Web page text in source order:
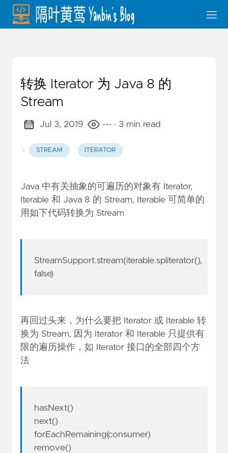
转换 Iterator 为 Java 8 的
Stream
Jul 3, 2019 --- · 3 min read
· STREAM ITERATOR
Java 中有关抽象的可遍历的对象有 Iterator,
Iterable 和 Java 8 的 Stream, Iterable 可简单的
用如下代码转换为 Stream
StreamSupport.stream(iterable.spliterator(),
false)
再回过头来，为什么要把 Iterator 或 Iterable 转
换为 Stream, 因为 Iterator 和 Iterable 只提供有
限的遍历操作，如 Iterator 接口的全部四个方
法
hasNext()
next()
forEachRemaining(consumer)
remove()